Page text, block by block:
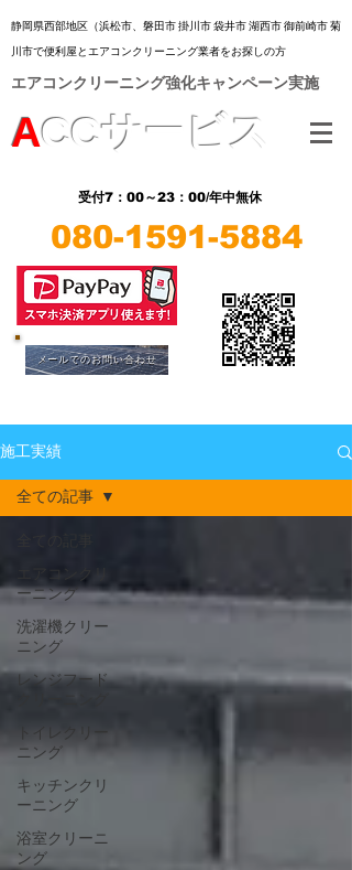
静岡県西部地区（浜松市、 磐田市 掛川市 袋井市 湖西市 御前崎市 菊
川市で便利屋とエアコンクリーニング業者をお探しの方
​エアコンクリーニング強化キャンペーン実施
ACCサービス
受付7：00～23：00/年中無休
080-1591-5884
メールでのお問い合わせ
​LINE
施工実績
エアコンクリ
ーニング
洗濯機クリー
ニング
レンジフード
トイレクリー
ニング
キッチンクリ
ーニング
浴室クリーニ
ング
全ての記事